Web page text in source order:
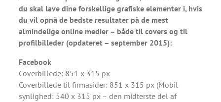
du skal lave dine forskellige grafiske elementer i, hvis
du vil opnå de bedste resultater på de mest
almindelige online medier – både til covers og til
profilbilleder (opdateret – september 2015):
Facebook
Coverbillede: 851 x 315 px
Coverbillede til firmasider: 851 x 315 px (Mobil
synlighed: 540 x 315 px – den midterste del af